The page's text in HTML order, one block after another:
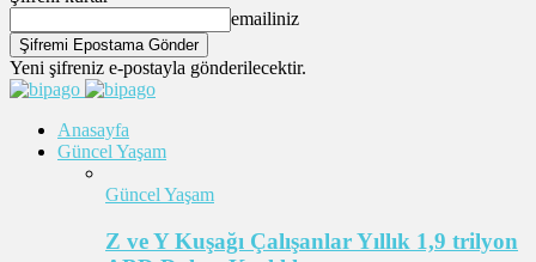
emailiniz
Yeni şifreniz e-postayla gönderilecektir.
Anasayfa
Güncel Yaşam
Güncel Yaşam
Z ve Y Kuşağı Çalışanlar Yıllık 1,9 trilyon